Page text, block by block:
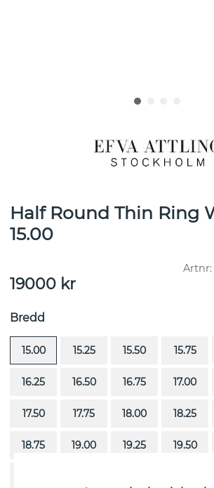
Half Round Thin Ring
15.00
Artnr:
19000 kr
Bredd
15.00 15.25 15.50 15.75
16.25 16.50 16.75 17.00
17.50 17.75 18.00 18.25
18.75 19.00 19.25 19.50